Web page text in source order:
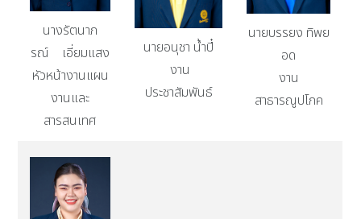
นางรัตนาภ
รณ์ เอี่ยมแสง
หัวหน้างานแผน
งานและ
สารสนเทศ
นายอนุชา น้ำปี๋
งาน
ประชาสัมพันธ์
นายบรรยง ทิพย
อด
งาน
สาธารณูปโภค